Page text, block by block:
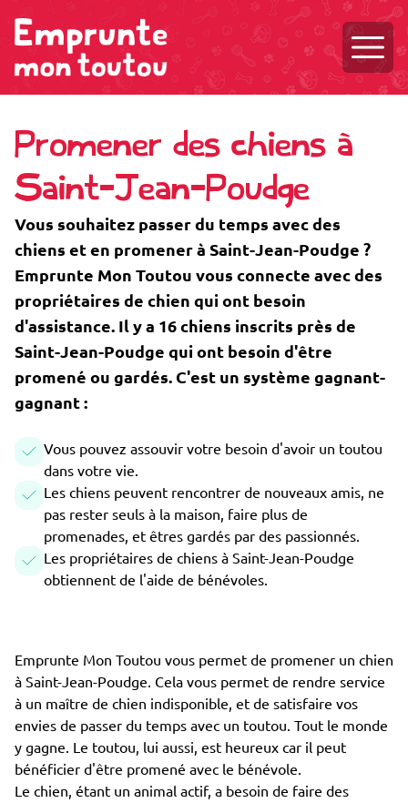
Promener des chiens à
Saint-Jean-Poudge
Vous souhaitez passer du temps avec des
chiens et en promener à Saint-Jean-Poudge ?
Emprunte Mon Toutou vous connecte avec des
propriétaires de chien qui ont besoin
d'assistance. Il y a 16 chiens inscrits près de
Saint-Jean-Poudge qui ont besoin d'être
promené ou gardés. C'est un système gagnant-
gagnant :
Vous pouvez assouvir votre besoin d'avoir un toutou
dans votre vie.
Les chiens peuvent rencontrer de nouveaux amis, ne
pas rester seuls à la maison, faire plus de
promenades, et êtres gardés par des passionnés.
Les propriétaires de chiens à Saint-Jean-Poudge
obtiennent de l'aide de bénévoles.
Emprunte Mon Toutou vous permet de promener un chien
à Saint-Jean-Poudge. Cela vous permet de rendre service
à un maître de chien indisponible, et de satisfaire vos
envies de passer du temps avec un toutou. Tout le monde
y gagne. Le toutou, lui aussi, est heureux car il peut
bénéficier d'être promené avec le bénévole.
Le chien, étant un animal actif, a besoin de faire des